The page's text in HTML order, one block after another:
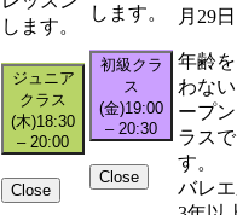
します。
ジュニア
クラス
(木)18:30
– 20:00
Close
します。
初級クラ
ス
(金)19:00
– 20:30
Close
月29日
年齢
わな
ープ
ラスで
す。
バレ